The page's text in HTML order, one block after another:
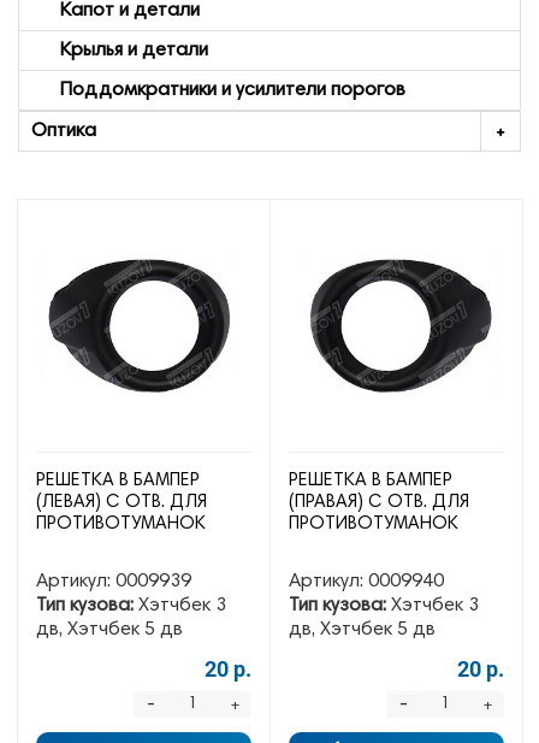
Капот и детали
Крылья и детали
Поддомкратники и усилители порогов
Оптика
РЕШЕТКА В БАМПЕР
(ЛЕВАЯ) С ОТВ. ДЛЯ
ПРОТИВОТУМАНОК
Артикул: 0009939
Тип кузова: Хэтчбек 3
дв, Хэтчбек 5 дв
20 р.
+
-
РЕШЕТКА В БАМПЕР
(ПРАВАЯ) С ОТВ. ДЛЯ
ПРОТИВОТУМАНОК
Артикул: 0009940
Тип кузова: Хэтчбек 3
дв, Хэтчбек 5 дв
20 р.
+
-